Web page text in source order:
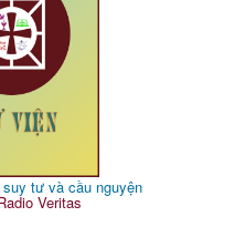
tư và cầu nguyện
Veritas